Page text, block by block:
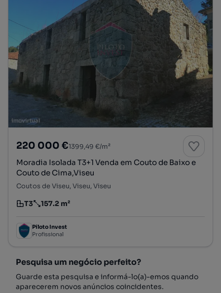
220 000 €1399,49 €/m²
Moradia Isolada T3+1 Venda em Couto de Baixo e
Couto de Cima,Viseu
Coutos de Viseu, Viseu, Viseu
Tipologia
T3
Preço por metro quadrado
157.2 m²
Piloto Invest
Profissional
Pesquisa um negócio perfeito?
Guarde esta pesquisa e informá-lo(a)-emos quando
aparecerem novos anúncios coincidentes.